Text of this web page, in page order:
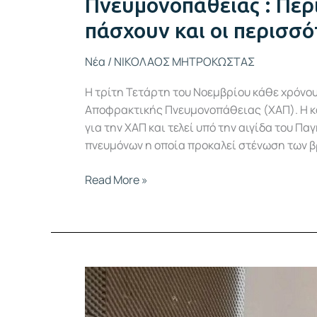
Πνευμονοπάθειας :
πάσχουν και οι
Νέα / ΝΙΚΟΛΑΟΣ ΜΗΤΡΟΚΩΣΤΑΣ
Η τρίτη Τετάρτη του Νοεμβρίου κάθε
Αποφρακτικής Πνευμονοπάθειας (ΧΑΠ). Η
για την ΧΑΠ και τελεί υπό την αιγίδα του
πνευμόνων η οποία προκαλεί στένωση των
Read More »
Πώς
να
διατηρήσετε